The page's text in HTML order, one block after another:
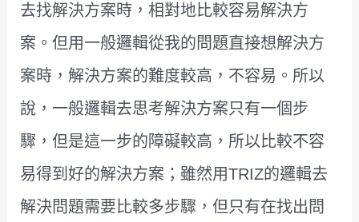
去找解決方案時，相對地比較容易解決方
案。但用一般邏輯從我的問題直接想解決方
案時，解決方案的難度較高，不容易。所以
說，一般邏輯去思考解決方案只有一個步
驟，但是這一步的障礙較高，所以比較不容
易得到好的解決方案；雖然用TRIZ的邏輯去
解決問題需要比較多步驟，但只有在找出問